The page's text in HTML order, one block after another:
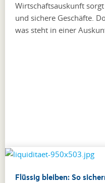
Wirtschaftsauskunft
und sichere Geschäfte.
was steht in einer
Flüssig bleiben: So